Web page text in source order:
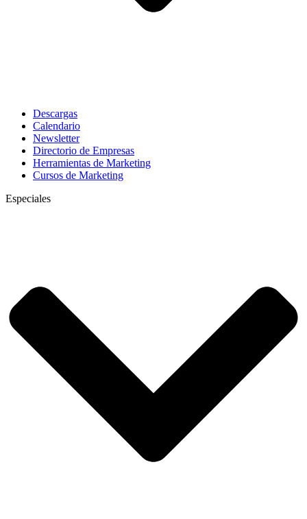
Descargas
Calendario
Newsletter
Directorio de Empresas
Herramientas de Marketing
Cursos de Marketing
Especiales